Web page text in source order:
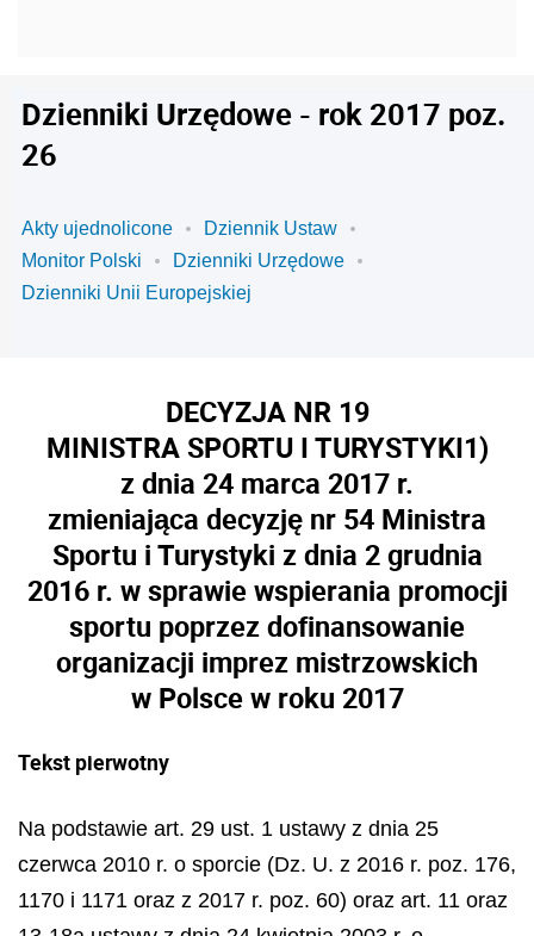
Dzienniki Urzędowe - rok 2017 poz.
26
Akty ujednolicone
Dziennik Ustaw
Monitor Polski
Dzienniki Urzędowe
Dzienniki Unii Europejskiej
DECYZJA NR 19
MINISTRA SPORTU I TURYSTYKI1)
z dnia 24 marca 2017 r.
zmieniająca decyzję nr 54 Ministra
Sportu i Turystyki z dnia 2 grudnia
2016 r. w sprawie wspierania promocji
sportu poprzez dofinansowanie
organizacji imprez mistrzowskich
w Polsce w roku 2017
Tekst pierwotny
Na podstawie art. 29 ust. 1 ustawy z dnia 25
czerwca 2010 r. o sporcie (Dz. U. z 2016 r. poz. 176,
1170 i 1171 oraz z 2017 r. poz. 60) oraz art. 11 oraz